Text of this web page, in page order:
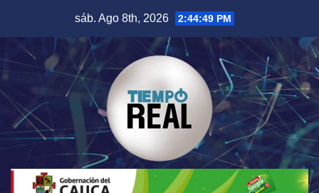
contenido
sáb. Ago 8th, 2026 2:44:50 PM